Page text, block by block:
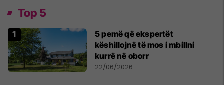
Top 5
5 pemë që ekspertët
këshillojnë të mos i mbillni
kurrë në oborr
22/06/2026